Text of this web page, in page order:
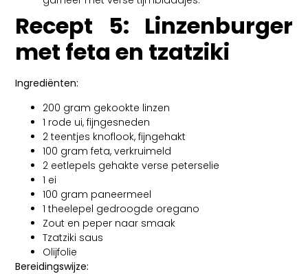
Recept 5: Linzenburger
met feta en tzatziki
Ingrediënten:
200 gram gekookte linzen
1 rode ui, fijngesneden
2 teentjes knoflook, fijngehakt
100 gram feta, verkruimeld
2 eetlepels gehakte verse peterselie
1 ei
100 gram paneermeel
1 theelepel gedroogde oregano
Zout en peper naar smaak
Tzatziki saus
Olijfolie
Bereidingswijze: